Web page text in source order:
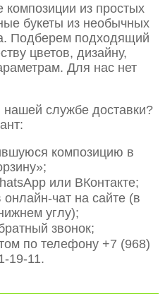
композиции из простых
букеты из необычных
Подберем подходящий
цветов, дизайну,
Для нас нет
нашей службе доставки?
композицию в
или ВКонтакте;
онлайн-чат на сайте (в
углу);
звонок;
по телефону +7 (968)
19-11.